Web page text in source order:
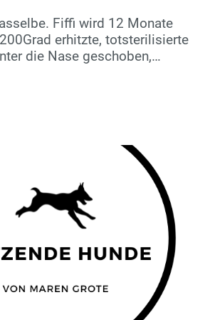
Fiffi wird 12 Monate
erhitzte, totsterilisierte
die Nase geschoben,
durcherhitzt bis
Eierlikör, um Silvester selig
für Hunde?
sofort!Drog...